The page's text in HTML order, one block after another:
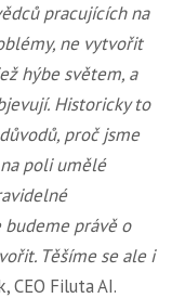
pracujících na
ne vytvořit
hýbe světem, a
Historicky to
proč jsme
poli umělé
právě o
Těšíme se ale i
CEO Filuta AI.